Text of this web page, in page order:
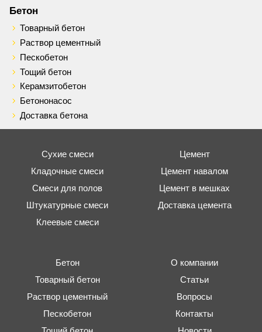
Бетон
Товарный бетон
Раствор цементный
Пескобетон
Тощий бетон
Керамзитобетон
Бетононасос
Доставка бетона
Сухие смеси
Кладочные смеси
Смеси для полов
Штукатурные смеси
Клеевые смеси
Цемент
Цемент навалом
Цемент в мешках
Доставка цемента
Бетон
Товарный бетон
Раствор цементный
Пескобетон
О компании
Статьи
Вопросы
Контакты